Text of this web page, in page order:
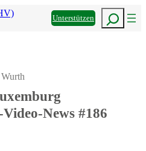
UnterstützenSuchen
News #186